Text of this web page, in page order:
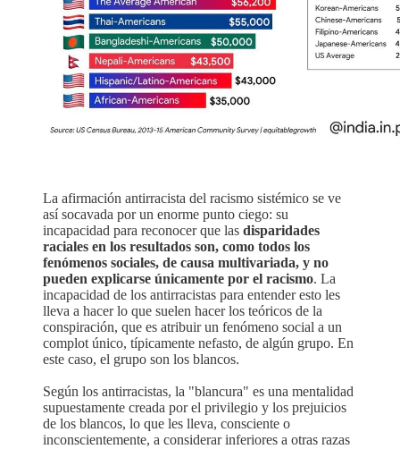
La afirmación antirracista del racismo sistémico se ve
así socavada por un enorme punto ciego: su
incapacidad para reconocer que las disparidades
raciales en los resultados son, como todos los
fenómenos sociales, de causa multivariada, y no
pueden explicarse únicamente por el racismo. La
incapacidad de los antirracistas para entender esto les
lleva a hacer lo que suelen hacer los teóricos de la
conspiración, que es atribuir un fenómeno social a un
complot único, típicamente nefasto, de algún grupo. En
este caso, el grupo son los blancos.
Según los antirracistas, la "blancura" es una mentalidad
supuestamente creada por el privilegio y los prejuicios
de los blancos, lo que les lleva, consciente o
inconscientemente, a considerar inferiores a otras razas